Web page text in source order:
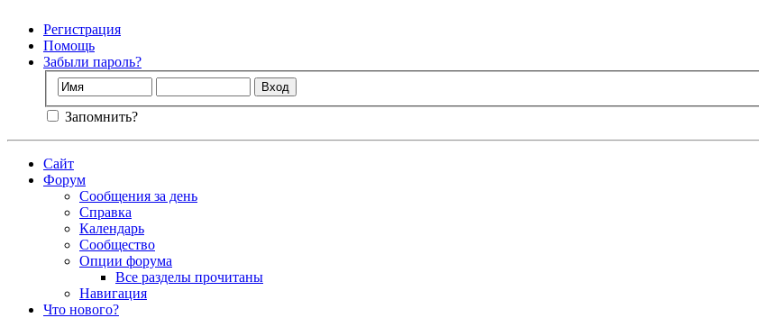
Регистрация
Помощь
Забыли пароль?
Запомнить?
Сайт
Форум
Сообщения за день
Справка
Календарь
Сообщество
Опции форума
Все разделы прочитаны
Навигация
Что нового?